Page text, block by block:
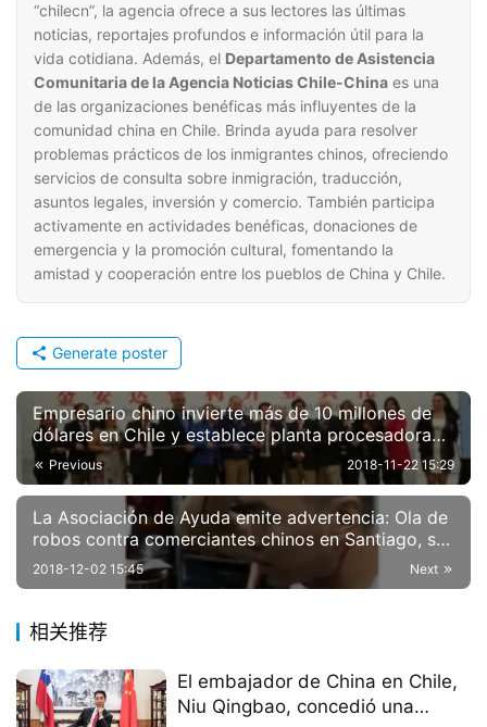
“chilecn”, la agencia ofrece a sus lectores las últimas
noticias, reportajes profundos e información útil para la
vida cotidiana. Además, el Departamento de Asistencia
Comunitaria de la Agencia Noticias Chile-China es una
de las organizaciones benéficas más influyentes de la
comunidad china en Chile. Brinda ayuda para resolver
problemas prácticos de los inmigrantes chinos, ofreciendo
servicios de consulta sobre inmigración, traducción,
asuntos legales, inversión y comercio. También participa
activamente en actividades benéficas, donaciones de
emergencia y la promoción cultural, fomentando la
amistad y cooperación entre los pueblos de China y Chile.
Generate poster
Empresario chino invierte más de 10 millones de
dólares en Chile y establece planta procesadora
de frutas
Previous 2018-11-22 15:29
La Asociación de Ayuda emite advertencia: Ola de
robos contra comerciantes chinos en Santiago, se
propone plan de defensa
Next
2018-12-02 15:45
相关推荐
El embajador de China en Chile,
Niu Qingbao, concedió una